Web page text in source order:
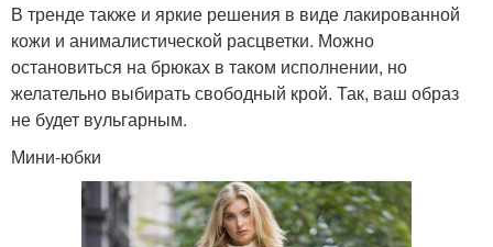
В тренде также и яркие решения в виде лакированной
кожи и анималистической расцветки. Можно
остановиться на брюках в таком исполнении, но
желательно выбирать свободный крой. Так, ваш образ
не будет вульгарным.
Мини-юбки